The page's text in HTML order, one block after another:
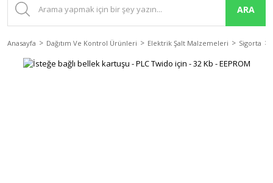
ARA
Anasayfa Dağıtım Ve Kontrol Ürünleri Elektrik Şalt Malzemeleri Sigorta